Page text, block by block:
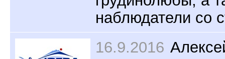
наблюдатели со
16.9.2016